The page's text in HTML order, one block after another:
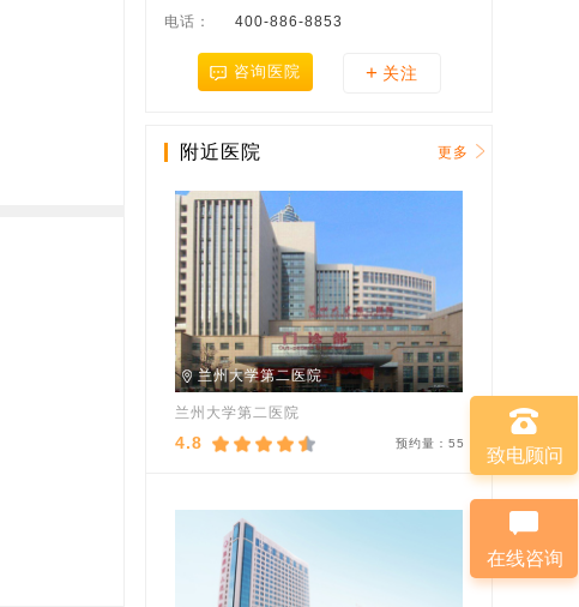
电话： 400-886-8853
咨询医院 + 关注
附近医院 更多
兰州大学第二医院
兰州大学第二医院
4.8 预约量：55
致电顾问
在线咨询